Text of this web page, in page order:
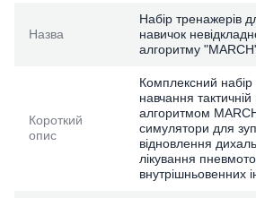
Назва
Набір тренажерів
навичок
алгоритму
Короткий
опис
Комплексний набір
навчання
алгоритмом
симулятори для
відновлення
лікування
внутрішньовенних